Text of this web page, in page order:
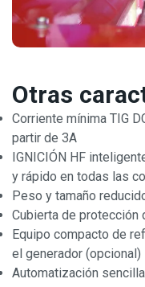
Otras
Corriente mínima TIG
partir de 3A
IGNICIÓN HF
y rápido en todas las
Peso y tamaño
Cubierta de protección
Equipo compacto de
el generador (opcional)
Automatización